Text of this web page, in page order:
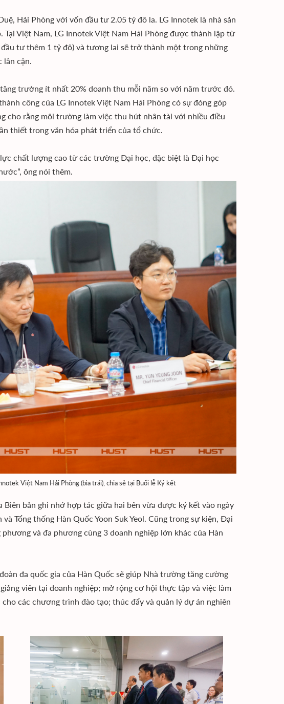
Hải Phòng với vốn đầu tư 2.05 tỷ đô la. LG Innotek là nhà sản
Việt Nam, LG Innotek Việt Nam Hải Phòng được thành lập từ
tư thêm 1 tỷ đô) và tương lai sẽ trở thành một trong những
lân cận.
trưởng ít nhất 20% doanh thu mỗi năm so với năm trước đó.
công của LG Innotek Việt Nam Hải Phòng có sự đóng góp
cho rằng môi trường làm việc thu hút nhân tài với nhiều điều
thiết trong văn hóa phát triển của tổ chức.
chất lượng cao từ các trường Đại học, đặc biệt là Đại học
ông nói thêm.
Việt Nam Hải Phòng (bìa trái), chia sẻ tại Buổi lễ Ký kết
bản ghi nhớ hợp tác giữa hai bên vừa được ký kết vào ngày
Tổng thống Hàn Quốc Yoon Suk Yeol. Cũng trong sự kiện, Đại
và đa phương cùng 3 doanh nghiệp lớn khác của Hàn
đa quốc gia của Hàn Quốc sẽ giúp Nhà trường tăng cường
viên tại doanh nghiệp; mở rộng cơ hội thực tập và việc làm
các chương trình đào tạo; thúc đẩy và quản lý dự án nghiên